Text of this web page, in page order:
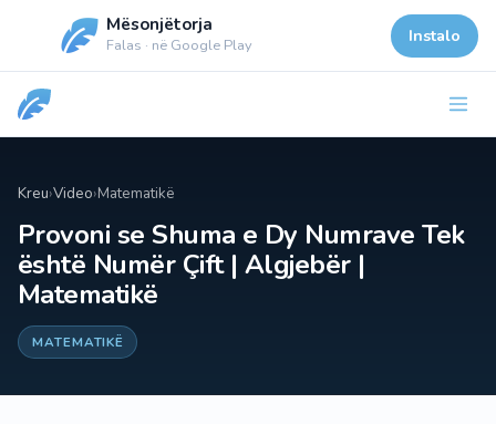
Mësonjëtorja
Falas · në Google Play Instalo
Kreu›Video›Matematikë
Provoni se Shuma e Dy Numrave Tek
është Numër Çift | Algjebër |
Matematikë
MATEMATIKË